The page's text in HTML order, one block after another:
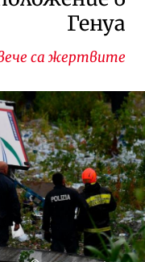
Генуа
са жертвите